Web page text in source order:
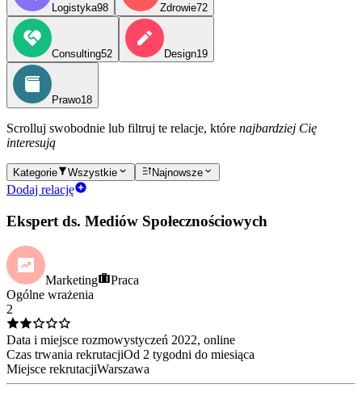
Logistyka98 Zdrowie72
Consulting52 Design19
Prawo18
Scrolluj swobodnie lub filtruj te relacje, które najbardziej Cię
interesują
Kategorie Wszystkie Najnowsze
Dodaj relację
Ekspert ds. Mediów Społecznościowych
Marketing
Praca
Ogólne wrażenia
2
Data i miejsce rozmowystyczeń 2022, online
Czas trwania rekrutacjiOd 2 tygodni do miesiąca
Miejsce rekrutacjiWarszawa